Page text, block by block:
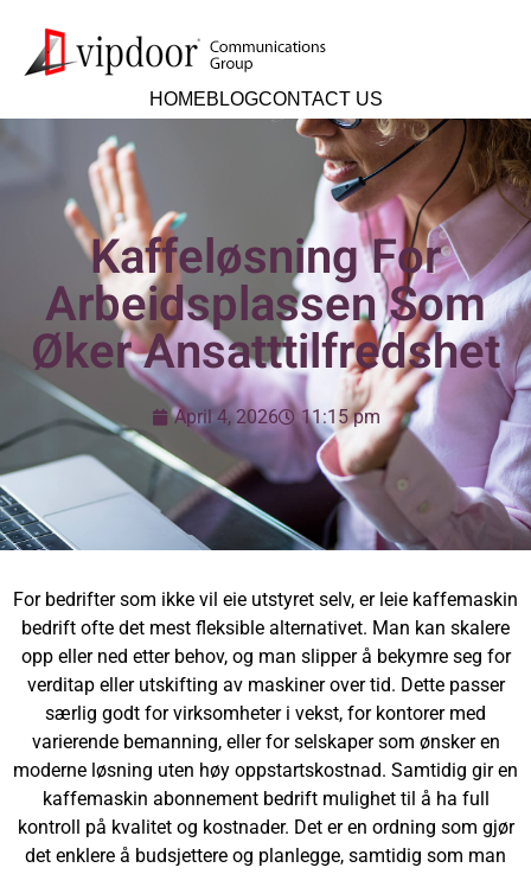
HOMEBLOGCONTACT US
Kaffeløsning For
Arbeidsplassen Som
Øker Ansatttilfredshet
April 4, 2026 11:15 pm
For bedrifter som ikke vil eie utstyret selv, er leie kaffemaskin
bedrift ofte det mest fleksible alternativet. Man kan skalere
opp eller ned etter behov, og man slipper å bekymre seg for
verditap eller utskifting av maskiner over tid. Dette passer
særlig godt for virksomheter i vekst, for kontorer med
varierende bemanning, eller for selskaper som ønsker en
moderne løsning uten høy oppstartskostnad. Samtidig gir en
kaffemaskin abonnement bedrift mulighet til å ha full
kontroll på kvalitet og kostnader. Det er en ordning som gjør
det enklere å budsjettere og planlegge, samtidig som man